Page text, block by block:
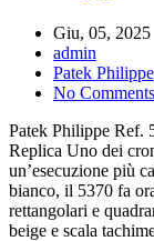
Giu, 05, 2025
admin
Patek Philippe
No
Patek Philippe Ref.
Replica Uno dei
un’esecuzione più
bianco, il 5370 fa
rettangolari e
beige e scala